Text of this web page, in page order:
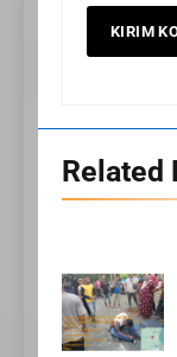
Related
20